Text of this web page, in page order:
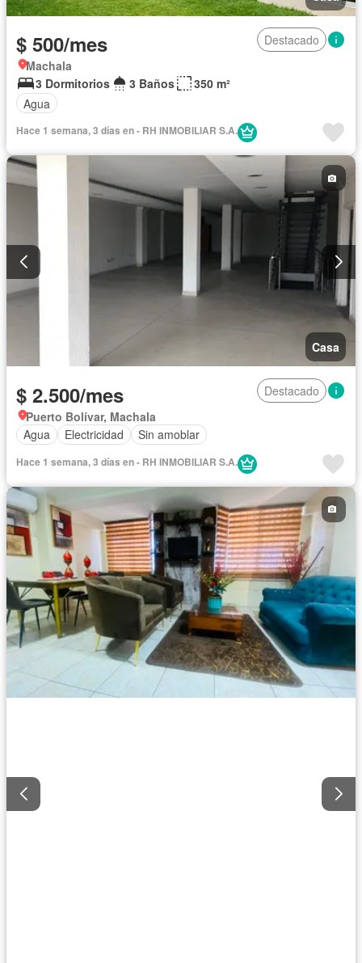
$ 500/mes
Destacado
Machala
3 Dormitorios
3 Baños
350 m²
Agua
Hace 1 semana, 3 días en - RH INMOBILIAR S.A.
Casa
$ 2.500/mes
Destacado
Puerto Bolívar, Machala
Agua
Electricidad Sin amoblar
Hace 1 semana, 3 días en - RH INMOBILIAR S.A.